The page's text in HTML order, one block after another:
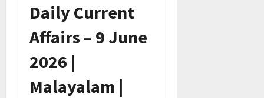
Daily Current
Affairs – 9 June
2026 |
Malayalam |